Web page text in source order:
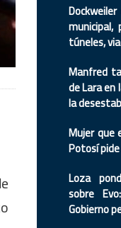
municipal,
túneles,
Manfred
de Lara en
la
Mujer que
Potosí
Loza
sobre
Gobierno